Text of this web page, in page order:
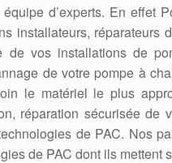
d’experts. En effet
installateurs, réparateurs
de vos installations de
de votre pompe à
le matériel le plus
réparation sécurisée de
de PAC. Nos
de PAC dont ils mettent